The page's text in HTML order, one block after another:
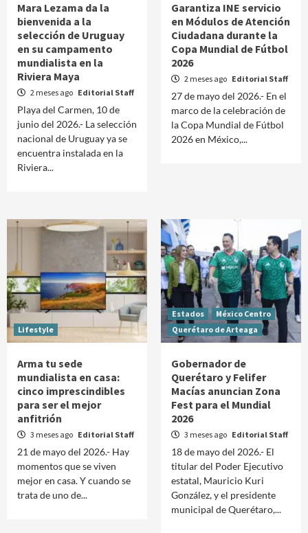
Mara Lezama da la
bienvenida a la
selección de Uruguay
en su campamento
mundialista en la
Riviera Maya
2 meses ago Editorial Staff
Playa del Carmen, 10 de
junio del 2026.- La selección
nacional de Uruguay ya se
encuentra instalada en la
Riviera...
Garantiza INE servicio
en Módulos de Atención
Ciudadana durante la
Copa Mundial de Fútbol
2026
2 meses ago Editorial Staff
27 de mayo del 2026.- En el
marco de la celebración de
la Copa Mundial de Fútbol
2026 en México,...
Lifestyle
Arma tu sede
mundialista en casa:
cinco imprescindibles
para ser el mejor
anfitrión
3 meses ago Editorial Staff
21 de mayo del 2026.- Hay
momentos que se viven
mejor en casa. Y cuando se
trata de uno de...
Estados
México Centro
Querétaro de Arteaga
Gobernador de
Querétaro y Felifer
Macías anuncian Zona
Fest para el Mundial
2026
3 meses ago Editorial Staff
18 de mayo del 2026.- El
titular del Poder Ejecutivo
estatal, Mauricio Kuri
González, y el presidente
municipal de Querétaro,...